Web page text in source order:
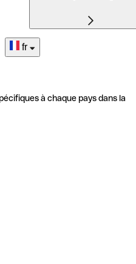
fr
à chaque pays dans la